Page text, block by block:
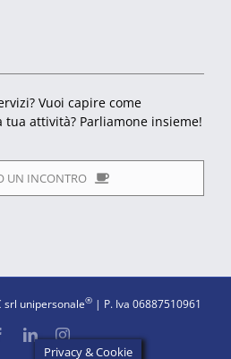
Vuoi capire come
attività? Parliamone insieme!
UN INCONTRO
srl unipersonale® | P. Iva 06887510961
FacebookLinkedInInstagram
Privacy & Cookie